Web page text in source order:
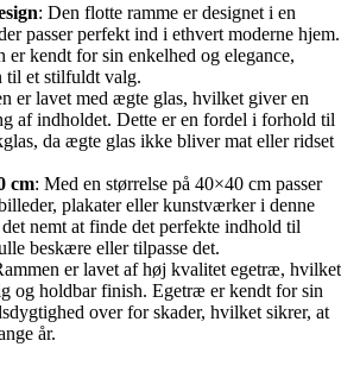
: Den flotte ramme er designet i en
passer perfekt ind i ethvert moderne hjem.
er kendt for sin enkelhed og elegance,
til et stilfuldt valg.
er lavet med ægte glas, hvilket giver en
af indholdet. Dette er en fordel i forhold til
da ægte glas ikke bliver mat eller ridset
cm: Med en størrelse på 40×40 cm passer
plakater eller kunstværker i denne
nemt at finde det perfekte indhold til
beskære eller tilpasse det.
er lavet af høj kvalitet egetræ, hvilket
og holdbar finish. Egetræ er kendt for sin
over for skader, hvilket sikrer, at
år.